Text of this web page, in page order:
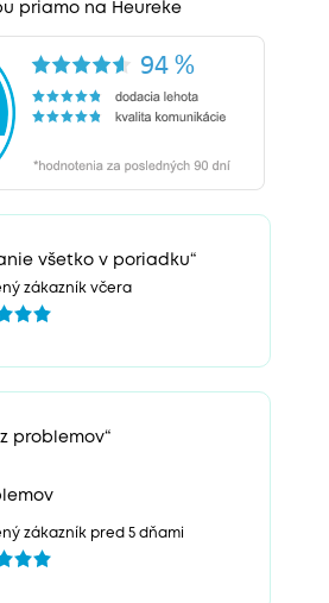
priamo na Heureke
všetko v poriadku“
zákazník včera
problemov“
zákazník pred 5 dňami